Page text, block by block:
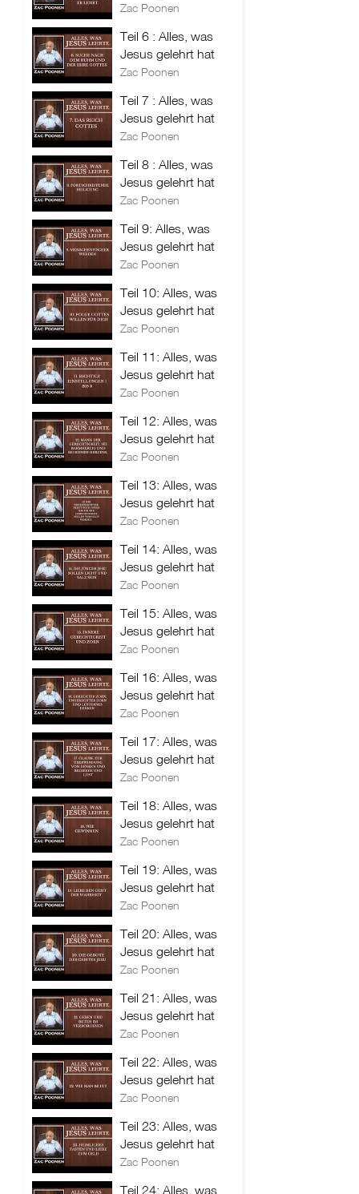
Zac Poonen
Teil 6 : Alles, was
Jesus gelehrt hat
Zac Poonen
Teil 7 : Alles, was
Jesus gelehrt hat
Zac Poonen
Teil 8 : Alles, was
Jesus gelehrt hat
Zac Poonen
Teil 9: Alles, was
Jesus gelehrt hat
Zac Poonen
Teil 10: Alles, was
Jesus gelehrt hat
Zac Poonen
Teil 11: Alles, was
Jesus gelehrt hat
Zac Poonen
Teil 12: Alles, was
Jesus gelehrt hat
Zac Poonen
Teil 13: Alles, was
Jesus gelehrt hat
Zac Poonen
Teil 14: Alles, was
Jesus gelehrt hat
Zac Poonen
Teil 15: Alles, was
Jesus gelehrt hat
Zac Poonen
Teil 16: Alles, was
Jesus gelehrt hat
Zac Poonen
Teil 17: Alles, was
Jesus gelehrt hat
Zac Poonen
Teil 18: Alles, was
Jesus gelehrt hat
Zac Poonen
Teil 19: Alles, was
Jesus gelehrt hat
Zac Poonen
Teil 20: Alles, was
Jesus gelehrt hat
Zac Poonen
Teil 21: Alles, was
Jesus gelehrt hat
Zac Poonen
Teil 22: Alles, was
Jesus gelehrt hat
Zac Poonen
Teil 23: Alles, was
Jesus gelehrt hat
Zac Poonen
Teil 24: Alles, was